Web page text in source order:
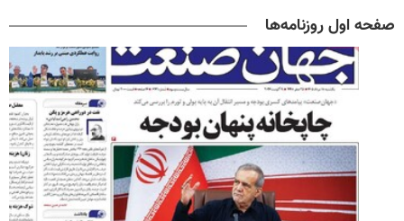
صفحه اول روزنامه‌ها